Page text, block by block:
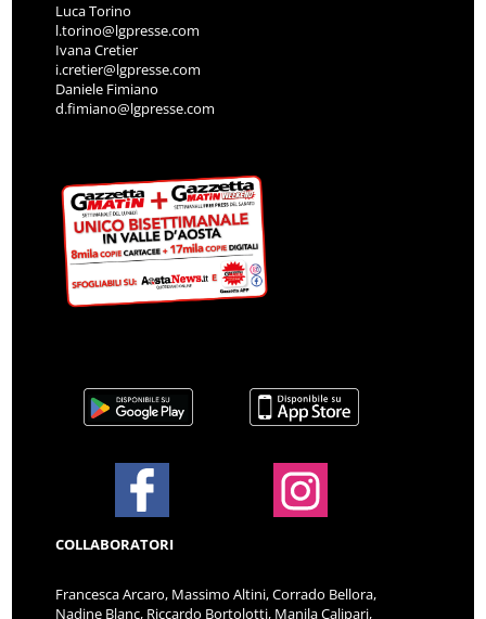
Luca Torino
l.torino@lgpresse.com
Ivana Cretier
i.cretier@lgpresse.com
Daniele Fimiano
d.fimiano@lgpresse.com
COLLABORATORI
Francesca Arcaro, Massimo Altini, Corrado Bellora,
Nadine Blanc, Riccardo Bortolotti, Manila Calipari,